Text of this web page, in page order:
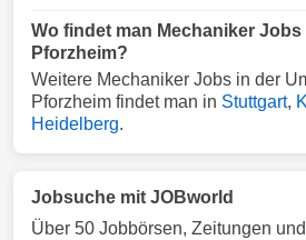
Wo findet man Mechaniker
Pforzheim?
Weitere Mechaniker Jobs in der
Pforzheim findet man in Stuttgart,
Heidelberg.
Jobsuche mit JOBworld
Über 50 Jobbörsen, Zeitungen